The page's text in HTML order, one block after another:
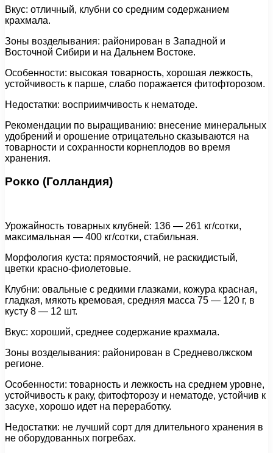
Вкус: отличный, клубни со средним содержанием
крахмала.
Зоны возделывания: районирован в Западной и
Восточной Сибири и на Дальнем Востоке.
Особенности: высокая товарность, хорошая лежкость,
устойчивость к парше, слабо поражается фитофторозом.
Недостатки: восприимчивость к нематоде.
Рекомендации по выращиванию: внесение минеральных
удобрений и орошение отрицательно сказываются на
товарности и сохранности корнеплодов во время
хранения.
Рокко (Голландия)
Урожайность товарных клубней: 136 — 261 кг/сотки,
максимальная — 400 кг/сотки, стабильная.
Морфология куста: прямостоячий, не раскидистый,
цветки красно-фиолетовые.
Клубни: овальные с редкими глазками, кожура красная,
гладкая, мякоть кремовая, средняя масса 75 — 120 г, в
кусту 8 — 12 шт.
Вкус: хороший, среднее содержание крахмала.
Зоны возделывания: районирован в Средневолжском
регионе.
Особенности: товарность и лежкость на среднем уровне,
устойчивость к раку, фитофторозу и нематоде, устойчив к
засухе, хорошо идет на переработку.
Недостатки: не лучший сорт для длительного хранения в
не оборудованных погребах.